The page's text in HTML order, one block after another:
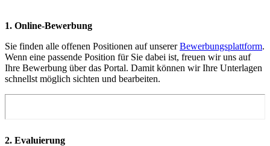
1. Online-Bewerbung
Sie finden alle offenen Positionen auf unsererBewerbungsplattform.
Wenn eine passende Position für Sie dabei ist, freuen wir uns auf
Ihre Bewerbung über das Portal. Damit können wir Ihre Unterlagen
schnellst möglich sichten und bearbeiten.
2. Evaluierung